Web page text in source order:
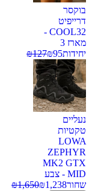
בוקסר
דרייפיט
COOL32 -
מארז 3
יחידות
₪95
₪127
נעליים
טקטיות
LOWA
ZEPHYR
MK2 GTX
MID - צבע
שחור
₪1,238
₪1,650